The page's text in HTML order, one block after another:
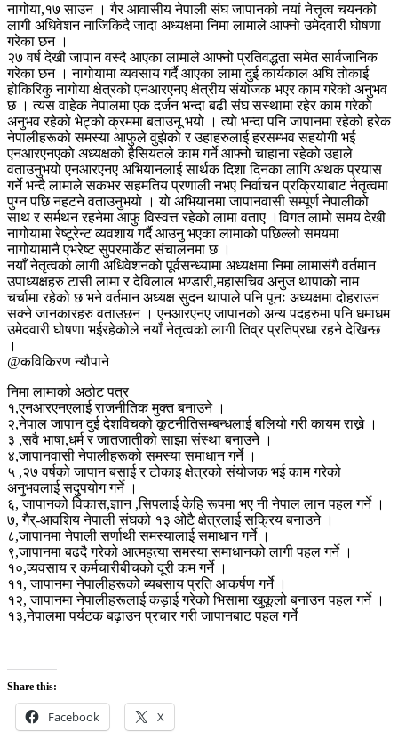
नागोया,१७ साउन । गैर आवासीय नेपाली संघ जापानको नयां नेत्तृत्व चयनको
लागी अधिवेशन नाजिकिदै जादा अध्यक्षमा निमा लामाले आफ्नो उमेदवारी घोषणा
गरेका छन ।
२७ वर्ष देखी जापान वस्दै आएका लामाले आफ्नो प्रतिवद्धता समेत सार्वजानिक
गरेका छन । नागोयामा व्यवसाय गर्दै आएका लामा दुई कार्यकाल अघि तोकाई
होकिरिकु नागोया क्षेत्रको एनआरएनए क्षेत्रीय संयोजक भएर काम गरेको अनुभव
छ । त्यस वाहेक नेपालमा एक दर्जन भन्दा बढी संघ सस्थामा रहेर काम गरेको
अनुभव रहेको भेट्को क्रममा बताउनू भयो । त्यो भन्दा पनि जापानमा रहेको हरेक
नेपालीहरूको समस्या आफुले वुझेको र उहाहरुलाई हरसम्भव सहयोगी भई
एनआरएनएको अध्यक्षको हैसियतले काम गर्ने आफ्नो चाहाना रहेको उहाले
वताउनुभयो एनआरएनए अभियानलाई सार्थक दिशा दिनका लागि अथक प्रयास
गर्ने भन्दै लामाले सकभर सहमतिय प्रणाली नभए निर्वाचन प्रक्रियाबाट नेतृत्वमा
पुग्न पछि नहटने वताउनुभयो । यो अभियानमा जापानवासी सम्पूर्ण नेपालीको
साथ र सर्मथन रहनेमा आफु विस्वत्त रहेको लामा वताए ।विगत लामो समय देखी
नागोयामा रेष्टूरेन्ट व्यवशाय गर्दै आउनु भएका लामाको पछिल्लो समयमा
नागोयामानै एभरेष्ट सुपरमार्केट संचालनमा छ ।
नयाँ नेतृत्वको लागी अधिवेशनको पूर्वसन्ध्यामा अध्यक्षमा निमा लामासंगै वर्तमान
उपाध्यक्षहरु टासी लामा र देविलाल भण्डारी,महासचिव अनुज थापाको नाम
चर्चामा रहेको छ भने वर्तमान अध्यक्ष सुदन थापाले पनि पूनः अध्यक्षमा दोहराउन
सक्ने जानकारहरु वताउछन । एनआरएनए जापानको अन्य पदहरुमा पनि धमाधम
उमेदवारी घोषणा भईरहेकोले नयाँ नेतृत्वको लागी तिव्र प्रतिप्रधा रहने देखिन्छ
।
@कविकिरण न्यौपाने
निमा लामाको अठोट पत्र
१,एनआरएनएलाई राजनीतिक मुक्त बनाउने ।
२,नेपाल जापान दुई देशविचको कूटनीतिसम्बन्धलाई बलियो गरी कायम राख्ने ।
३ ,सवै भाषा,धर्म र जातजातीको साझा संस्था बनाउने ।
४,जापानवासी नेपालीहरूको समस्या समाधान गर्ने ।
५ ,२७ वर्षको जापान बसाई र टोकाइ क्षेत्रको संयोजक भई काम गरेको
अनुभवलाई सदुपयोग गर्ने ।
६, जापानको विकास,ज्ञान ,सिपलाई केहि रूपमा भए नी नेपाल लान पहल गर्ने ।
७, गैर्-आवशिय नेपाली संघको १३ ओटै क्षेत्रलाई सक्रिय बनाउने ।
८,जापानमा नेपाली सर्णाथी समस्यालाई समाधान गर्ने ।
९,जापानमा बढदै गरेको आत्महत्या समस्या समाधानको लागी पहल गर्ने ।
१०,व्यवसाय र कर्मचारीबीचको दूरी कम गर्ने ।
११, जापानमा नेपालीहरूको ब्यबसाय प्रति आकर्षण गर्ने ।
१२, जापानमा नेपालीहरूलाई कड़ाई गरेको भिसामा खुकूलो बनाउन पहल गर्ने ।
१३,नेपालमा पर्यटक बढ़ाउन प्रचार गरी जापानबाट पहल गर्ने
Share this:
Facebook X